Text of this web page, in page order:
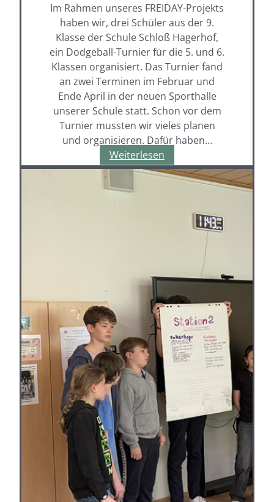
Im Rahmen unseres FREIDAY-Projekts
haben wir, drei Schüler aus der 9.
Klasse der Schule Schloß Hagerhof,
ein Dodgeball-Turnier für die 5. und 6.
Klassen organisiert. Das Turnier fand
an zwei Terminen im Februar und
Ende April in der neuen Sporthalle
unserer Schule statt. Schon vor dem
Turnier mussten wir vieles planen
und organisieren. Dafür haben…
Weiterlesen
FREIDAYS-
Dodgeball-